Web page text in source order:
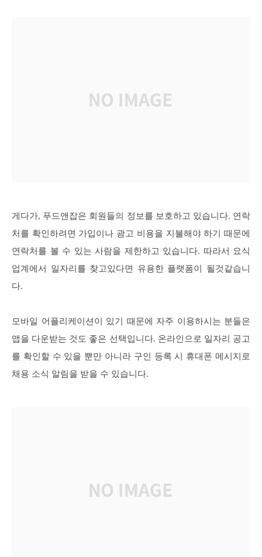
게다가, 푸드앤잡은 회원들의 정보를 보호하고 있습니다. 연락
처를 확인하려면 가입이나 광고 비용을 지불해야 하기 때문에
연락처를 볼 수 있는 사람을 제한하고 있습니다. 따라서 요식
업계에서 일자리를 찾고있다면 유용한 플랫폼이 될것같습니
다.
모바일 어플리케이션이 있기 때문에 자주 이용하시는 분들은
앱을 다운받는 것도 좋은 선택입니다. 온라인으로 일자리 공고
를 확인할 수 있을 뿐만 아니라 구인 등록 시 휴대폰 메시지로
채용 소식 알림을 받을 수 있습니다.